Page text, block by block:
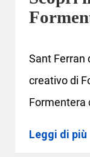
Sant Ferran
creativo di
Formentera
Leggi di più